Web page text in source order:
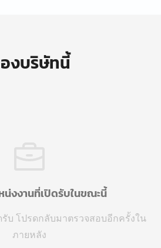
งบริษัทนี้
น่งงานที่เปิดรับในขณะนี้
บ โปรดกลับมาตรวจสอบอีกครั้งใน
ภายหลัง